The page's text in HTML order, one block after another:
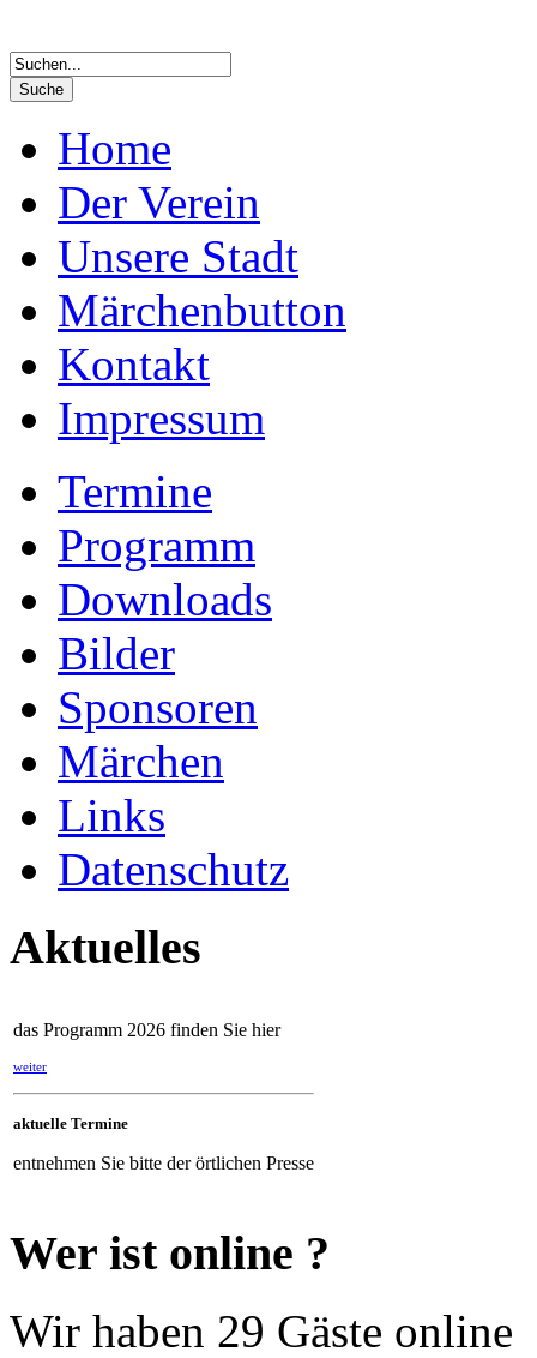
Home
Der Verein
Unsere Stadt
Märchenbutton
Kontakt
Impressum
Termine
Programm
Downloads
Bilder
Sponsoren
Märchen
Links
Datenschutz
Aktuelles
das Programm 2026 finden Sie hier
weiter
aktuelle Termine
entnehmen Sie bitte der örtlichen Presse
Wer ist online ?
Wir haben 29 Gäste online